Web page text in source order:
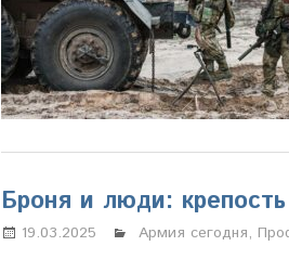
Броня и люди:
19.03.2025 Марина Щербакова
Армия сегодня,